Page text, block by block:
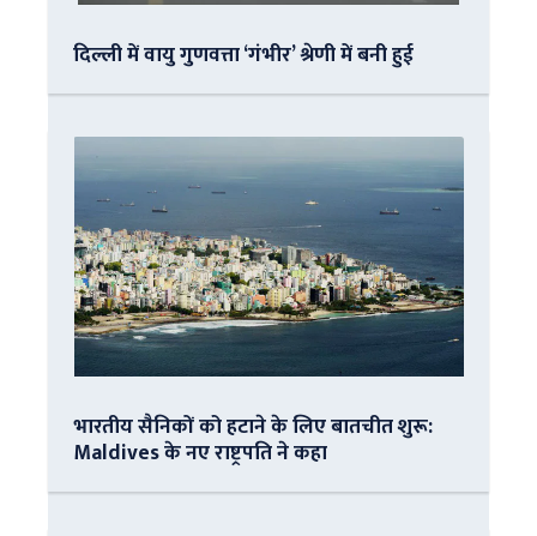
दिल्ली में वायु गुणवत्ता ‘गंभीर’ श्रेणी में बनी हुई
भारतीय सैनिकों को हटाने के लिए बातचीत शुरू:
Maldives के नए राष्ट्रपति ने कहा